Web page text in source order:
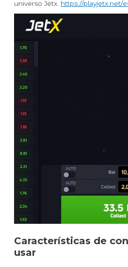
universo Jetx. https://playjetx.net/
Características de
usar